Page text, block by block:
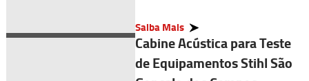
Saiba Mais
Cabine Acústica para Teste
de Equipamentos Stihl São